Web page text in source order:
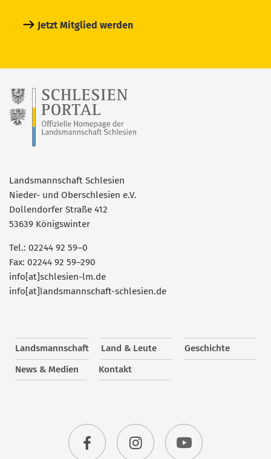
Jetzt Mitglied werden
Landsmannschaft Schlesien
Nieder- und Oberschlesien e.V.
Dollendorfer Straße 412
53639 Königswinter
Tel.: 02244 92 59–0
Fax: 02244 92 59–290
info[at]schlesien-lm.de
info[at]landsmannschaft-schlesien.de
Landsmannschaft Land & Leute
Geschichte
News & Medien
Kontakt